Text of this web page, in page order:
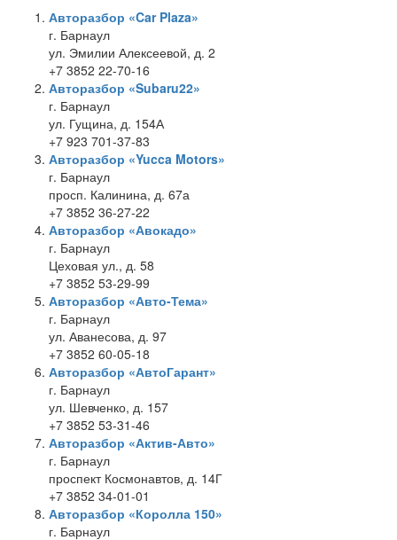
Авторазбор «Car Plaza»
г. Барнаул
ул. Эмилии Алексеевой, д. 2
+7 3852 22-70-16
Авторазбор «Subaru22»
г. Барнаул
ул. Гущина, д. 154А
+7 923 701-37-83
Авторазбор «Yucca Motors»
г. Барнаул
просп. Калинина, д. 67а
+7 3852 36-27-22
Авторазбор «Авокадо»
г. Барнаул
Цеховая ул., д. 58
+7 3852 53-29-99
Авторазбор «Авто-Тема»
г. Барнаул
ул. Аванесова, д. 97
+7 3852 60-05-18
Авторазбор «АвтоГарант»
г. Барнаул
ул. Шевченко, д. 157
+7 3852 53-31-46
Авторазбор «Актив-Авто»
г. Барнаул
проспект Космонавтов, д. 14Г
+7 3852 34-01-01
Авторазбор «Королла 150»
г. Барнаул